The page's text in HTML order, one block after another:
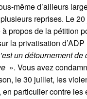
même d’ailleurs
reprises. Le
propos de la pétition
la privatisation d’ADP
un détournement de
». Vous avez
le 30 juillet, les
particulier contre les